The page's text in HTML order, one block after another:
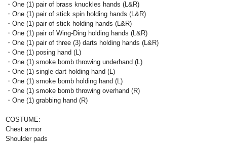
・One (1) pair of brass knuckles hands (L&R)
・One (1) pair of stick spin holding hands (L&R)
・One (1) pair of stick holding hands (L&R)
・One (1) pair of Wing-Ding holding hands (L&R)
・One (1) pair of three (3) darts holding hands (L&R)
・One (1) posing hand (L)
・One (1) smoke bomb throwing underhand (L)
・One (1) single dart holding hand (L)
・One (1) smoke bomb holding hand (L)
・One (1) smoke bomb throwing overhand (R)
・One (1) grabbing hand (R)
COSTUME:
Chest armor
Shoulder pads